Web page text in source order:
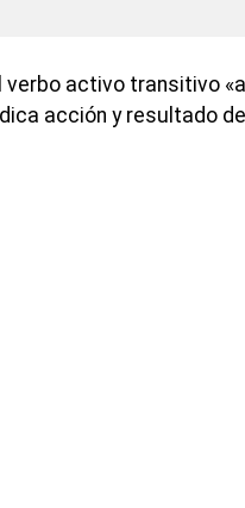
verbo activo transitivo
acción y resultado